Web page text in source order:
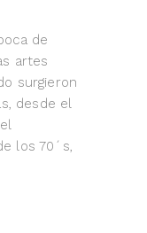
de
artes
surgieron
desde el
los 70´s,